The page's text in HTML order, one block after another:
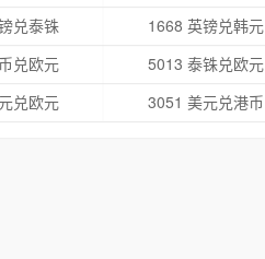
兑泰铢
1668 英镑兑韩元
兑欧元
5013 泰铢兑欧元
兑欧元 3051 美元兑港币